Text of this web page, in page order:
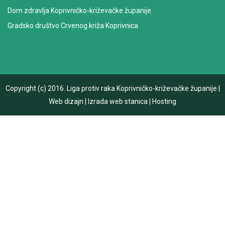
Dom zdravlja Koprivničko-križevačke županije
Gradsko društvo Crvenog križa Koprivnica
Copyright (c) 2016. Liga protiv raka Koprivničko-križevačke županije
Web dizajn
Izrada web stanica Hosting